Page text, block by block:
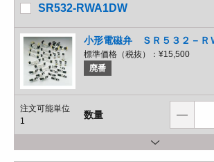
SR532-RWA1DW
小形電磁弁 ＳＲ５３２－Ｒ
標準価格（税抜）： ¥15,500
廃番
注文可能単位
1
数量